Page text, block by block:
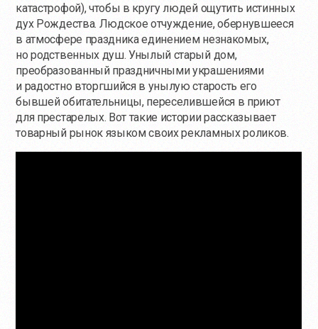
катастрофой), чтобы в кругу людей ощутить истинных
дух Рождества. Людское отчуждение, обернувшееся
в атмосфере праздника единением незнакомых,
но родственных душ. Унылый старый дом,
преобразованный праздничными украшениями
и радостно вторгшийся в унылую старость его
бывшей обитательницы, переселившейся в приют
для престарелых. Вот такие истории рассказывает
товарный рынок языком своих рекламных роликов.